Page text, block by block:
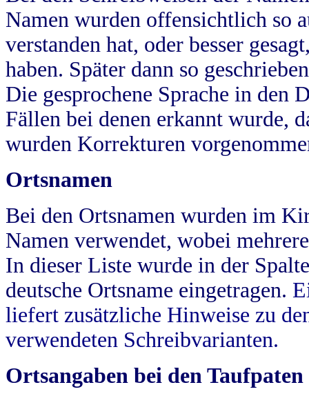
Namen wurden offensichtlich so
verstanden hat, oder besser
haben. Später dann so
Die gesprochene Sprache in
Fällen bei denen erkannt wurde,
wurden Korrekturen
Ortsnamen
Bei den Ortsnamen wurden im
Namen verwendet, wobei
In dieser Liste wurde in der
deutsche Ortsname eingetragen.
liefert zusätzliche Hinweise zu
verwendeten Schreibvarianten.
Ortsangaben bei den Taufpaten